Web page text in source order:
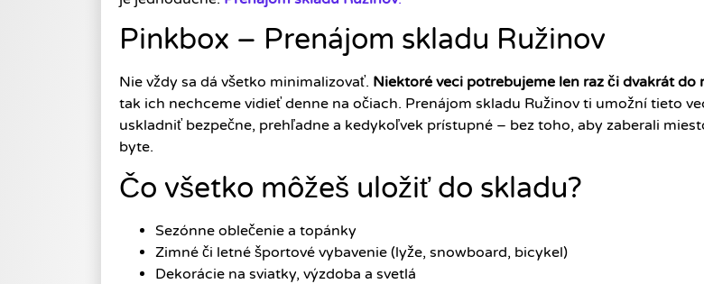
Pinkbox – Prenájom skladu Ružinov
Nie vždy sa dá všetko minimalizovať. Niektoré veci potrebujeme len raz či dvakrát do
tak ich nechceme vidieť denne na očiach. Prenájom skladu Ružinov ti umožní tieto
uskladniť bezpečne, prehľadne a kedykoľvek prístupné – bez toho, aby zaberali
byte.
Čo všetko môžeš uložiť do skladu?
Sezónne oblečenie a topánky
Zimné či letné športové vybavenie (lyže, snowboard, bicykel)
Dekorácie na sviatky, výzdoba a svetlá